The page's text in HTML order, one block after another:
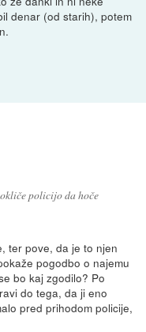
denar (od starih), potem
policijo da hoče
ter pove, da je to njen
pogodbo o najemu
bo kaj zgodilo? Po
do tega, da ji eno
pred prihodom policije,